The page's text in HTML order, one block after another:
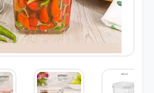
لوازم خانه
لوازم پلاسکو
آشپزخانه
لوازم متفرقه